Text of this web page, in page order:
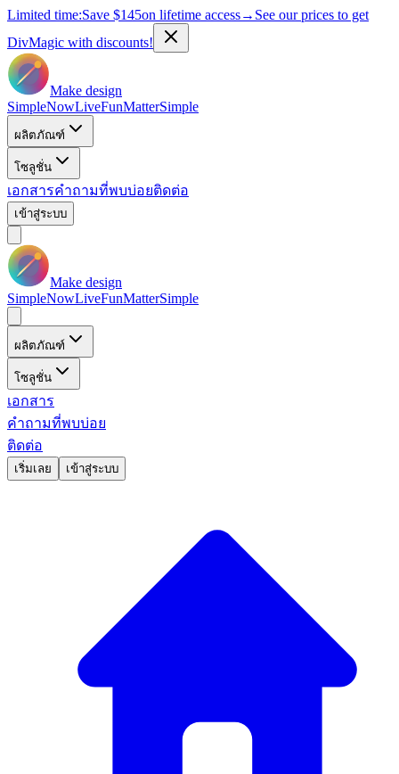
Limited time:Save $145on lifetime access→ See our prices to get
DivMagic with discounts!
Make design
SimpleNowLiveFunMatterSimple
ผลิตภัณฑ์
โซลูชั่น
เอกสารคำถามที่พบบ่อยติดต่อ
เข้าสู่ระบบ
Make design
SimpleNowLiveFunMatterSimple
ผลิตภัณฑ์
โซลูชั่น
เอกสาร
คำถามที่พบบ่อย
ติดต่อ
เริ่มเลย เข้าสู่ระบบ